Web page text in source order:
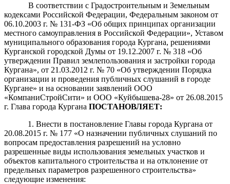
В соответствии с Градостроительным и Земельным
кодексами Российской Федерации, Федеральным законом от
06.10.2003 г. № 131-ФЗ «Об общих принципах организации
местного самоуправления в Российской Федерации», Уставом
муниципального образования города Кургана, решениями
Курганской городской Думы от 19.12.2007 г. № 318 «Об
утверждении Правил землепользования и застройки города
Кургана», от 21.03.2012 г. № 70 «Об утверждении Порядка
организации и проведения публичных слушаний в городе
Кургане» и на основании заявлений ООО
«КомпаниСтройСити» и ООО «Куйбышева-28» от 26.08.2015
г. Глава города Кургана ПОСТАНОВЛЯЕТ:
1. Внести в постановление Главы города Кургана от
20.08.2015 г. № 177 «О назначении публичных слушаний по
вопросам предоставления разрешений на условно
разрешенные виды использования земельных участков и
объектов капитального строительства и на отклонение от
предельных параметров разрешенного строительства»
следующие изменения: